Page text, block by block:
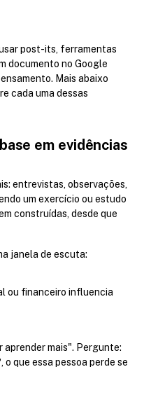
post-its, ferramentas
documento no Google
Mais abaixo
cada uma dessas
em evidências
entrevistas, observações,
um exercício ou estudo
construídas, desde que
janela de escuta:
ou financeiro influencia
aprender mais". Pergunte:
o que essa pessoa perde se